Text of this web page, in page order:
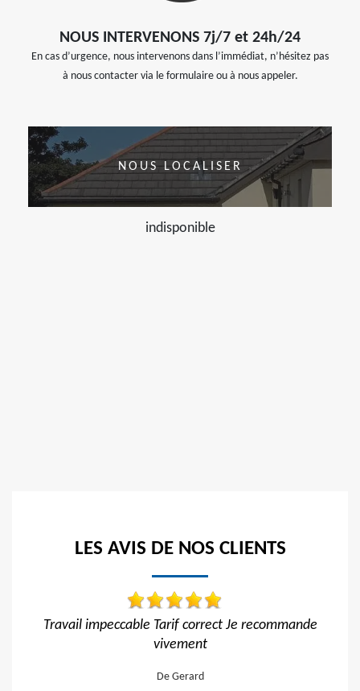
NOUS INTERVENONS 7j/7 et 24h/24
En cas d’urgence, nous intervenons dans l’immédiat, n’hésitez pas
à nous contacter via le formulaire ou à nous appeler.
NOUS LOCALISER
indisponible
LES AVIS DE NOS CLIENTS
Je recommande Réactif et efficace, je recommande